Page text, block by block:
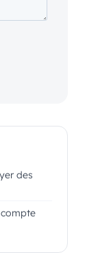
des